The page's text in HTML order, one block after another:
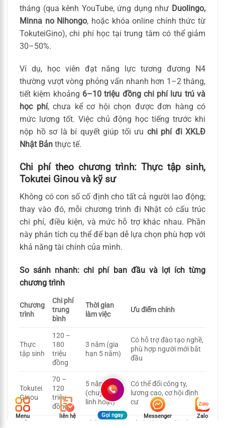
tháng (qua kênh YouTube, ứng dụng như Duolingo,
Minna no Nihongo, hoặc khóa online chính thức từ
TokuteiGino), chi phí học tại trung tâm có thể giảm
30–50%.
Ví dụ, học viên đạt năng lực tương đương N4
thường vượt vòng phỏng vấn nhanh hơn 1–2 tháng,
tiết kiệm khoảng 6–10 triệu đồng chi phí lưu trú và
học phí, chưa kể cơ hội chọn được đơn hàng có
mức lương tốt. Việc chủ động học tiếng trước khi
nộp hồ sơ là bí quyết giúp tối ưu chi phí đi XKLĐ
Nhật Bản thực tế.
Chi phí theo chương trình: Thực tập sinh,
Tokutei Ginou và kỹ sư
Không có con số cố định cho tất cả người lao động;
thay vào đó, mỗi chương trình đi Nhật có cấu trúc
chi phí, điều kiện, và mức hỗ trợ khác nhau. Phần
này phân tích cụ thể để bạn dễ lựa chọn phù hợp với
khả năng tài chính của mình.
So sánh nhanh: chi phí ban đầu và lợi ích từng
chương trình
Chương
trình
Chi phí
trung
bình
Thời gian
làm việc
Ưu điểm chính
Thực
tập sinh
120 –
180
triệu
đồng
3 năm (gia
hạn 5 năm)
Có hỗ trợ đào tạo nghề,
phù hợp người mới bắt
đầu
Tokutei
Ginou
70 –
120
triệu
đồng
5 năm
(chuyển đổi
linh hoạt)
Có thể đổi công ty,
lương cao, cơ hội định
cư
Kỹ sư –
Không giới
Dành cho người có
Menu liên hệ Gọi ngay Messenger Zalo